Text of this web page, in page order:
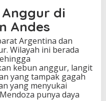
di
Andes
Argentina dan
Wilayah ini berada
kebun anggur, langit
yang tampak gagah
yang menyukai
punya daya